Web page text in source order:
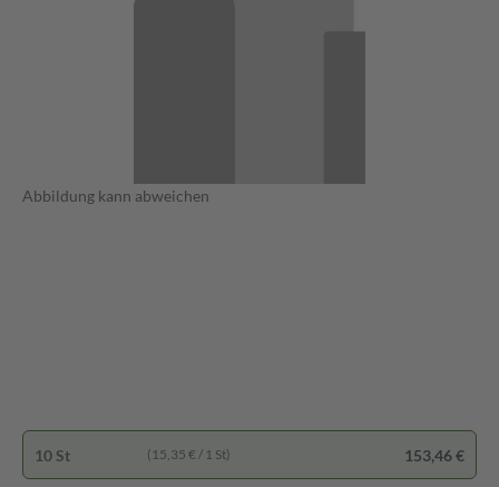
Abbildung kann abweichen
10 St (15,35 € / 1 St) 153,46 €